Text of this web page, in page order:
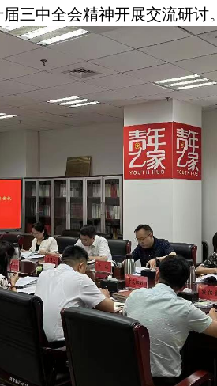
三中全会精神开展交流研讨。